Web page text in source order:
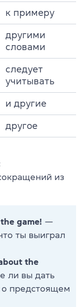
к примеру
другими
словами
следует
учитывать
и другие
другое
из
game! —
ты выиграл
the
ли вы дать
предстоящем